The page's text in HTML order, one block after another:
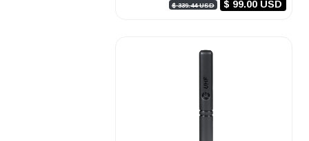
$ 339.44 USD $ 99.00 USD